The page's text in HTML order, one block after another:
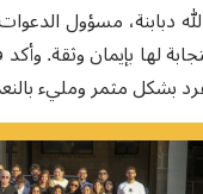
مسؤول
لها بإيمان وثقة.
بشكل مثمر ومليء